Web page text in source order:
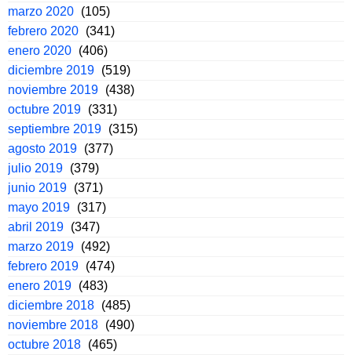
marzo 2020 (105)
febrero 2020 (341)
enero 2020 (406)
diciembre 2019 (519)
noviembre 2019 (438)
octubre 2019 (331)
septiembre 2019 (315)
agosto 2019 (377)
julio 2019 (379)
junio 2019 (371)
mayo 2019 (317)
abril 2019 (347)
marzo 2019 (492)
febrero 2019 (474)
enero 2019 (483)
diciembre 2018 (485)
noviembre 2018 (490)
octubre 2018 (465)